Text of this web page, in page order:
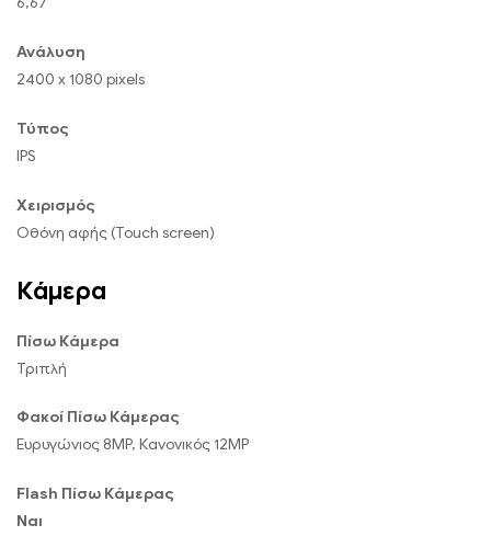
Ανάλυση
2400 x 1080 pixels
Τύπος
IPS
Χειρισμός
Οθόνη αφής (Touch screen)
Κάμερα
Πίσω Κάμερα
Τριπλή
Φακοί Πίσω Κάμερας
Ευρυγώνιος 8MP, Κανονικός 12MP
Flash Πίσω Κάμερας
Ναι